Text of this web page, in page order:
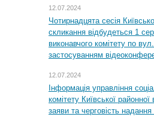
12.07.2024
Чотирнадцята сесія
скликання відбудеться 1
виконавчого комітету по
застосуванням
12.07.2024
Інформація управління
комітету Київської
заяви та черговість надання